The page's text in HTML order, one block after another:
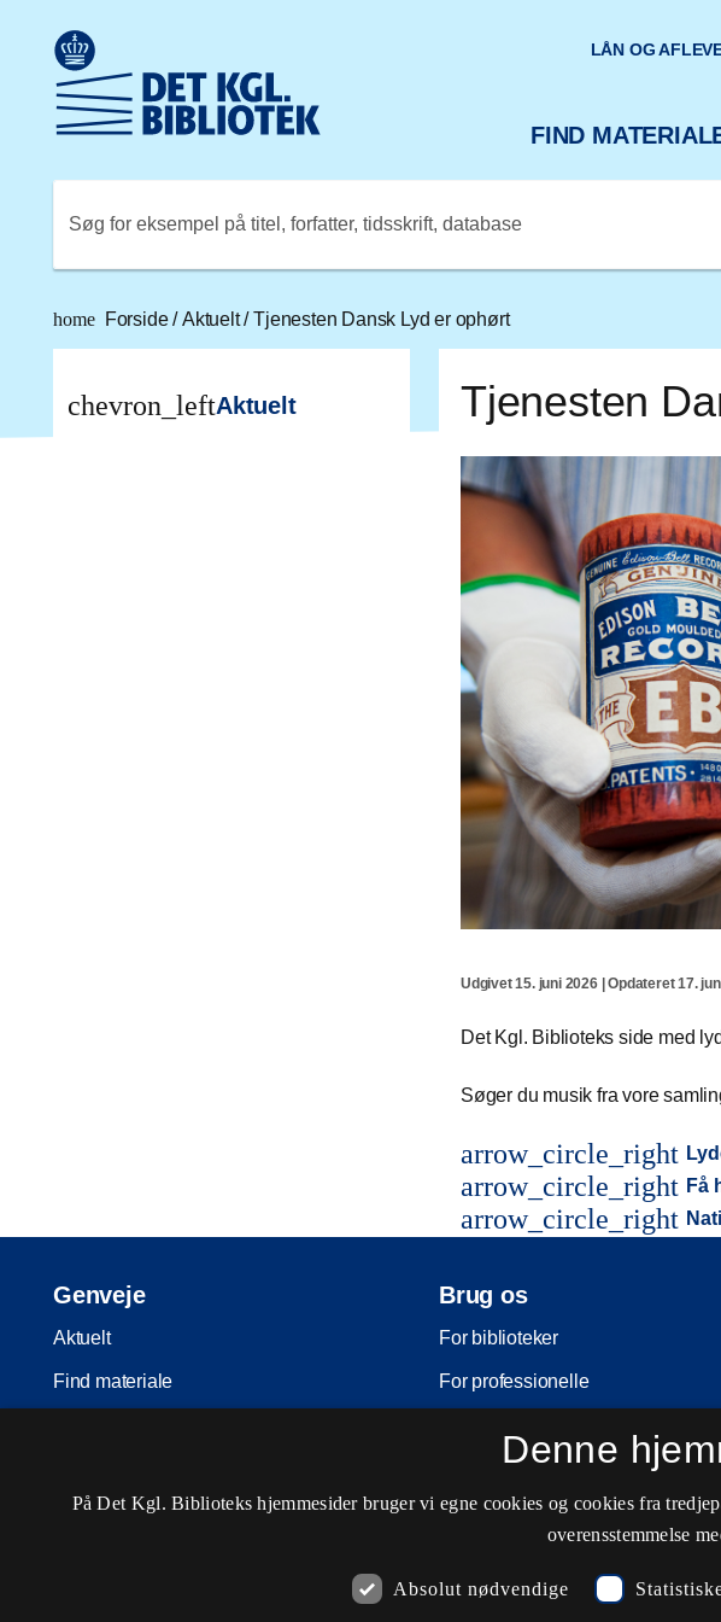
Det Kongelige Biblioteks logo. Gå til Det Kongelige Biblioteks hjemmeside
FIND
Søg for eksempel på titel, forfatter, tidsskrift, database
LÅN OG
home Forside/ Aktuelt/ Tjenesten Dansk Lyd er ophørt
chevron_leftAktuelt Tjenesten
Udgivet 15. juni 2026 | Opdateret 17.
Det Kgl. Biblioteks side med
Søger du musik fra vore
arrow_circle_right
arrow_circle_right Få
arrow_circle_right
Genveje
Aktuelt
Find materiale
Services
Brug os
For biblioteker
For professionelle
Møder og konferencer
Nota-service
Denne
På Det Kgl. Biblioteks hjemmesider bruger vi egne cookies og cookies fra
overensstemmelse
Absolut nødvendige